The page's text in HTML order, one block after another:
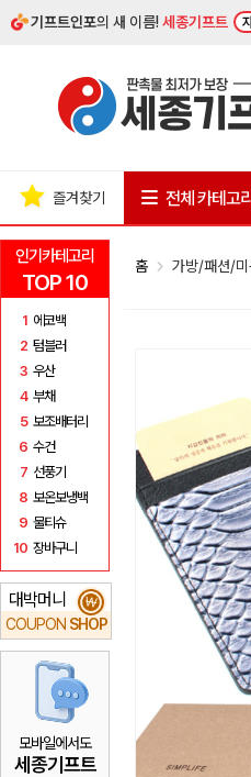
기프트인포의 새 이름!세종기프트
인기카테고리
TOP 10
1 에코백
2 텀블러
3 우산
4 부채
5 보조배터리
6 수건
7 선풍기
8 보온보냉백
9 물티슈
10 장바구니
대박머니
COUPON SHOP
₩
모바일에서도
세종기프트
즐겨찾기 전체 카테고리
홈 가방/패션/미